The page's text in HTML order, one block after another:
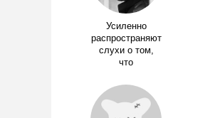
Усиленно
распространяют
слухи о том,
что